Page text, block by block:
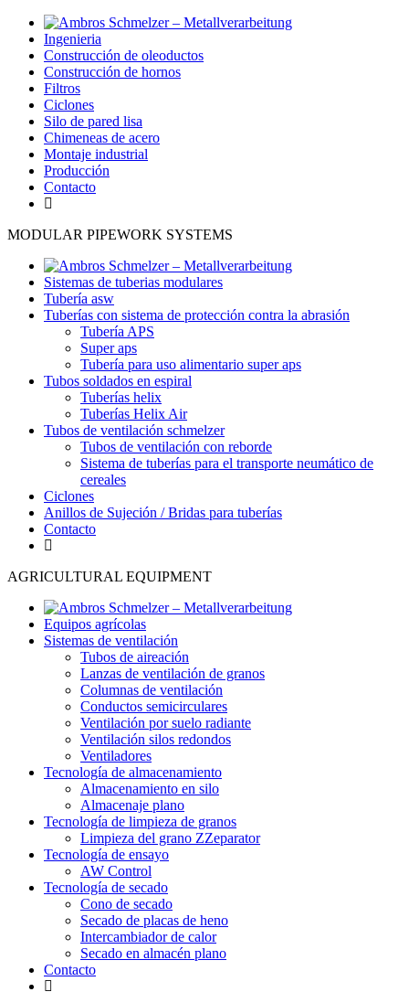
Ingenieria
Construcción de oleoductos
Construcción de hornos
Filtros
Ciclones
Silo de pared lisa
Chimeneas de acero
Montaje industrial
Producción
Contacto
MODULAR PIPEWORK SYSTEMS
Sistemas de tuberias modulares
Tubería asw
Tuberías con sistema de protección contra la abrasión
Tubería APS
Super aps
Tubería para uso alimentario super aps
Tubos soldados en espiral
Tuberías helix
Tuberías Helix Air
Tubos de ventilación schmelzer
Tubos de ventilación con reborde
Sistema de tuberías para el transporte neumático de
cereales
Ciclones
Anillos de Sujeción / Bridas para tuberías
Contacto
AGRICULTURAL EQUIPMENT
Equipos agrícolas
Sistemas de ventilación
Tubos de aireación
Lanzas de ventilación de granos
Columnas de ventilación
Conductos semicirculares
Ventilación por suelo radiante
Ventilación silos redondos
Ventiladores
Tecnología de almacenamiento
Almacenamiento en silo
Almacenaje plano
Tecnología de limpieza de granos
Limpieza del grano ZZeparator
Tecnología de ensayo
AW Control
Tecnología de secado
Cono de secado
Secado de placas de heno
Intercambiador de calor
Secado en almacén plano
Contacto